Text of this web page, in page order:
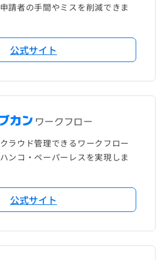
請者の手間やミスを削減できま
公式サイト
ラウド管理できるワークフロー
ンコ・ペーパーレスを実現しま
公式サイト